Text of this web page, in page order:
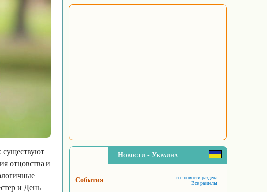
существуют
отцовства и
и День
Новости - Украина
События
все новости раздела
Все разделы